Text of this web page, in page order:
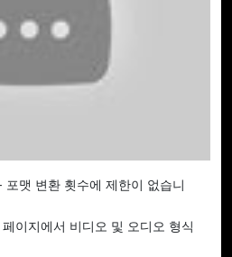
맷 변환 횟수에 제한이 없습니
이지에서 비디오 및 오디오 형식